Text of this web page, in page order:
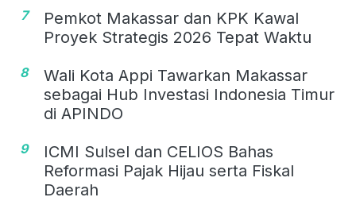
7
Pemkot Makassar dan KPK Kawal
Proyek Strategis 2026 Tepat Waktu
8
Wali Kota Appi Tawarkan Makassar
sebagai Hub Investasi Indonesia Timur
di APINDO
9
ICMI Sulsel dan CELIOS Bahas
Reformasi Pajak Hijau serta Fiskal
Daerah